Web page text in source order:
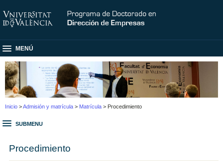
MENÚ
Inicio >Admisión y matrícula > Matrícula > Procedimiento
SUBMENU
Procedimiento